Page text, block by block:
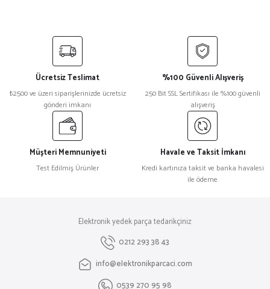
yetersiz gördüğünüz noktaları öneri formunu kullanarak tarafımıza
Görüş ve önerileriniz için teşekkür ederiz.
Ürün resmi kalitesiz, bozuk veya görüntülenemiyor.
Ürün açıklamasında eksik bilgiler bulunuyor.
Ürün bilgilerinde hatalar bulunuyor.
Ürün fiyatı diğer sitelerden daha pahalı.
Bu ürüne benzer farklı alternatifler olmalı.
Gönder
Ücretsiz Teslimat
₺2500 ve üzeri siparişlerinizde ücretsiz
gönderi imkanı
%100 Güvenli Alışveriş
250 Bit SSL Sertifikası ile %100 güvenli
alışveriş
Müşteri Memnuniyeti
Test Edilmiş Ürünler
Havale ve Taksit İmkanı
Kredi kartınıza taksit ve banka havalesi
ile ödeme
Elektronik yedek parça tedarikçiniz
0212 293 38 43
info@elektronikparcaci.com
0539 270 95 98